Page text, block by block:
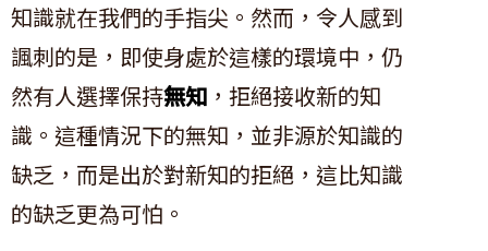
知識就在我們的手指尖。然而，令人感到
諷刺的是，即使身處於這樣的環境中，仍
然有人選擇保持無知 ，拒絕接收新的知
識。這種情況下的無知，並非源於知識的
缺乏，而是出於對新知的拒絕，這比知識
的缺乏更為可怕。